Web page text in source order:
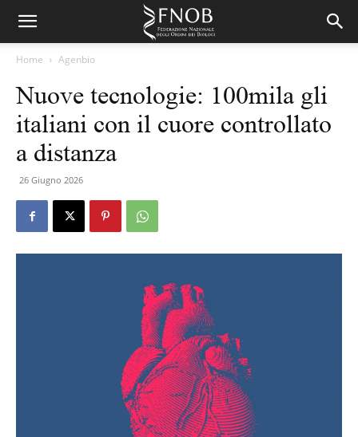
Home Agenbio
Nuove tecnologie: 100mila gli
italiani con il cuore controllato
a distanza
26 Giugno 2026